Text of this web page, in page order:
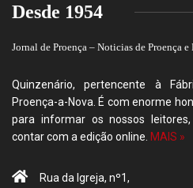
Desde 1954
Jornal de Proença – Noticias de Proença
Quinzenário, pertencente à
Proença-a-Nova. É com enorme
para informar os nossos
contar com a edição online. MAIS »
Rua da Igreja, nº1,